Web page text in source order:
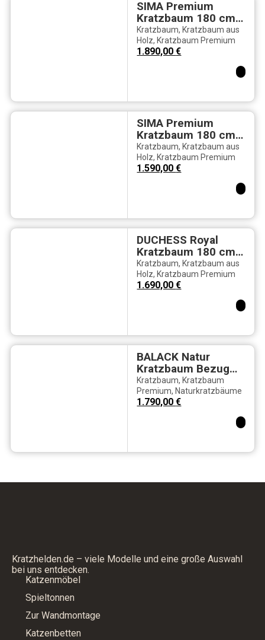
SIMA Premium
Kratzbaum 180 cm
– Weißer Fellbezug
& Walnussholz-
Design
Kratzbaum, Kratzbaum aus
Holz, Kratzbaum Premium
1.890,00€
SIMA Premium
Kratzbaum 180 cm
– Naturholz &
Beigefarbener
Fellbezug
Kratzbaum, Kratzbaum aus
Holz, Kratzbaum Premium
1.590,00€
DUCHESS Royal
Kratzbaum 180 cm
– Weißer
Fellkomfort &
Naturholz
Kratzbaum, Kratzbaum aus
Holz, Kratzbaum Premium
1.690,00€
BALACK Natur
Kratzbaum Bezug
aus Kunstleder mit
Sandoptik
Kratzbaum, Kratzbaum
Premium, Naturkratzbäume
1.790,00€
Kratzhelden.de – viele Modelle und eine große Auswahl
bei uns entdecken.
Katzenmöbel
Spieltonnen
Zur Wandmontage
Katzenbetten